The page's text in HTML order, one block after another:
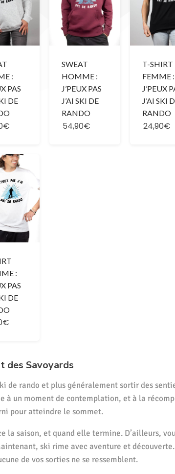
:
PAS
DE
SWEAT
HOMME :
J’PEUX PAS
J’AI SKI DE
RANDO
54,90€
T-SHIRT
FEMME :
J’PEUX
J’AI SKI
RANDO
24,90€
:
PAS
DE
des Savoyards
de rando et plus généralement sortir des
à un moment de contemplation, et à la
pour atteindre le sommet.
la saison, et quand elle termine. D’ailleurs,
ski rime avec aventure et découverte.
de vos sorties ne se ressemblent.